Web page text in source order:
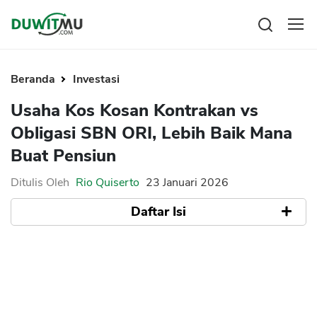
Saham
Bitcoin
Investasi
Pengeluaran
Asuransi
Rencana Keuangan
Kartu Kredit
KPR
KTA
Pinjaman Online
Hutang
Pinjaman
Kartu Kredit
Beranda Investasi
Usaha Kos Kosan Kontrakan vs
Obligasi SBN ORI, Lebih Baik Mana
Buat Pensiun
Ditulis Oleh Rio Quiserto 23 Januari 2026
Daftar Isi